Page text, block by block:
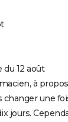
du 12 août
à
changer une
jours.